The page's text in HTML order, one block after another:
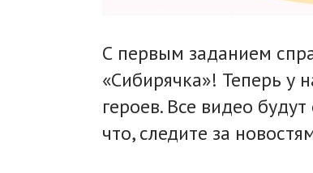
С первым заданием
«Сибирячка»! Теперь у
героев. Все видео
что, следите за